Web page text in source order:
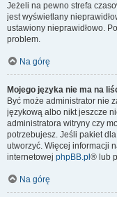
Jeżeli na pewno strefa
jest wyświetlany
ustawiony nieprawidłowo.
problem.
Na górę
Mojego języka nie ma na
Być może administrator nie
językową albo nikt jeszcze
administratora witryny czy
potrzebujesz. Jeśli pakiet
utworzyć. Więcej informacji
internetowej phpBB.pl ® lub
Na górę